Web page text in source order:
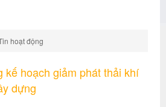
hoạt động
kế hoạch giảm phát thải khí
dựng